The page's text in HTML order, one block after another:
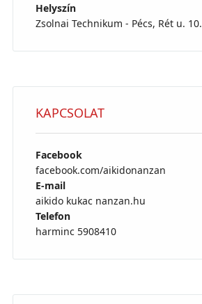
Helyszín
Zsolnai Technikum - Pécs, Rét u. 10.
KAPCSOLAT
Facebook
facebook.com/aikidonanzan
E-mail
aikido kukac nanzan.hu
Telefon
harminc 5908410